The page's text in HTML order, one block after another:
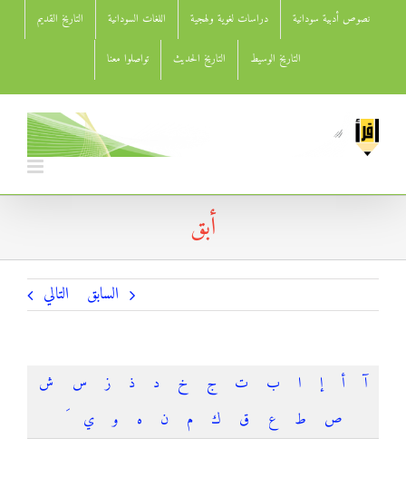
نصوص أدبية سودانية دراسات لغوية ولهجية اللغات السودانية التاريخ القديم
التاريخ الوسيط التاريخ الحديث تواصلوا معنا
أبق
السابق التالي
آ أ إ ا ب ت ج خ د ذ ز س
ش
ص
ط ع ق ك م ن ه و ي